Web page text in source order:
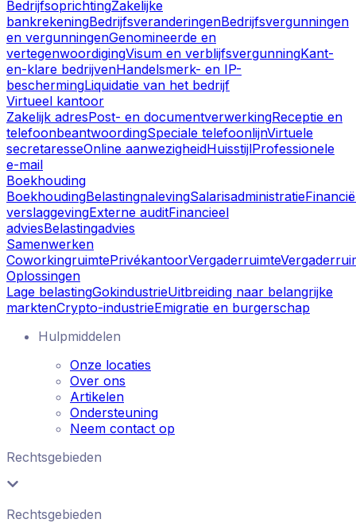
BedrijfsoprichtingZakelijke
bankrekeningBedrijfsveranderingenBedrijfsvergunningen
en vergunningenGenomineerde en
vertegenwoordigingVisum en verblijfsvergunningKant-
en-klare bedrijvenHandelsmerk- en IP-
beschermingLiquidatie van het bedrijf
Virtueel kantoor
Zakelijk adresPost- en documentverwerkingReceptie en
telefoonbeantwoordingSpeciale telefoonlijnVirtuele
secretaresseOnline aanwezigheidHuisstijlProfessionele
e-mail
Boekhouding
BoekhoudingBelastingnalevingSalarisadministratie
verslaggevingExterne auditFinancieel
adviesBelastingadvies
Samenwerken
CoworkingruimtePrivékantoorVergaderruimte
Oplossingen
Lage belastingGokindustrieUitbreiding naar belangrijke
marktenCrypto-industrieEmigratie en burgerschap
Hulpmiddelen
Onze locaties
Over ons
Artikelen
Ondersteuning
Neem contact op
Rechtsgebieden
Rechtsgebieden